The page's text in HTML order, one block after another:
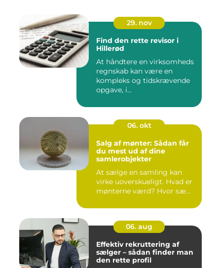
29. nov
Find den rette revisor i
Hillerød
At håndtere en virksomheds
regnskab kan være en
kompleks og tidskrævende
opgave, i...
06. okt
Salg af mønter: Sådan får
du mest ud af dine
samlerobjekter
At sælge en samling kan
virke uoverskueligt. Hvad er
mønterne værd? Hvor sæ...
06. aug
Effektiv rekruttering af
sælger – sådan finder man
den rette profil